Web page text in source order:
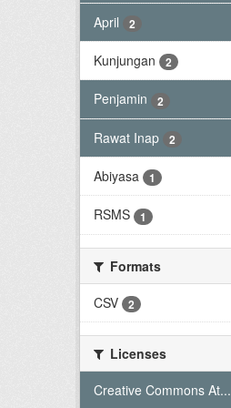
April 2
Kunjungan 2
Penjamin 2
Rawat Inap 2
Abiyasa 1
RSMS 1
Formats
CSV
2
Licenses
Creative Commons At...